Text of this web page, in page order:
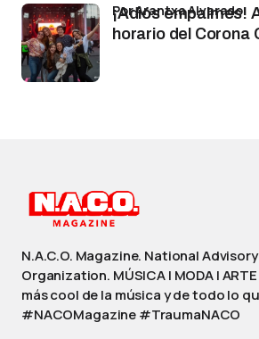
¡Adiós empalmes!
horario del Corona
por Arantxa Alvarado
N.A.C.O. Magazine. National
Organization. MÚSICA | MODA |
más cool de la música y de todo lo
#NACOMagazine #TraumaNACO